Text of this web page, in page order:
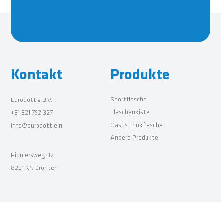
Kontakt
Eurobottle B.V.
+31 321 792 327
info@eurobottle.nl
Pioniersweg 32
8251 KN Dronten
Produkte
Sportflasche
Flaschenkiste
Oasus Trinkflasche
Andere Produkte